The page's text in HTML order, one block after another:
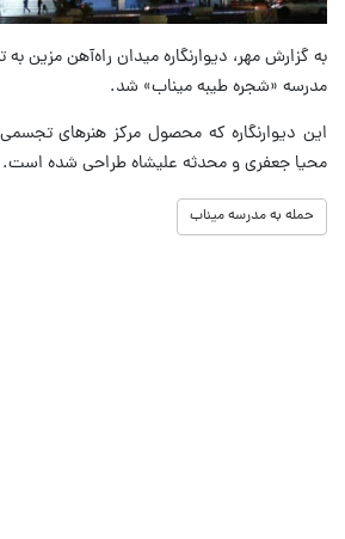
به گزارش مهر، دیوارنگاره میدان راه‌آهن مزین
مدرسه «شجره طیبه میناب» شد.
این دیوارنگاره که محصول مرکز هنرهای
محیا جعفری و محدثه علیشاه طراحی شده است.
حمله به مدرسه میناب